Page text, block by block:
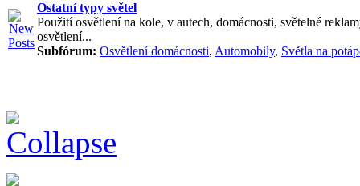
Ostatní typy světel
Použití osvětlení na kole, v autech, domácnosti, světelné
osvětlení...
Subfórum: Osvětlení domácnosti, Automobily, Světla na